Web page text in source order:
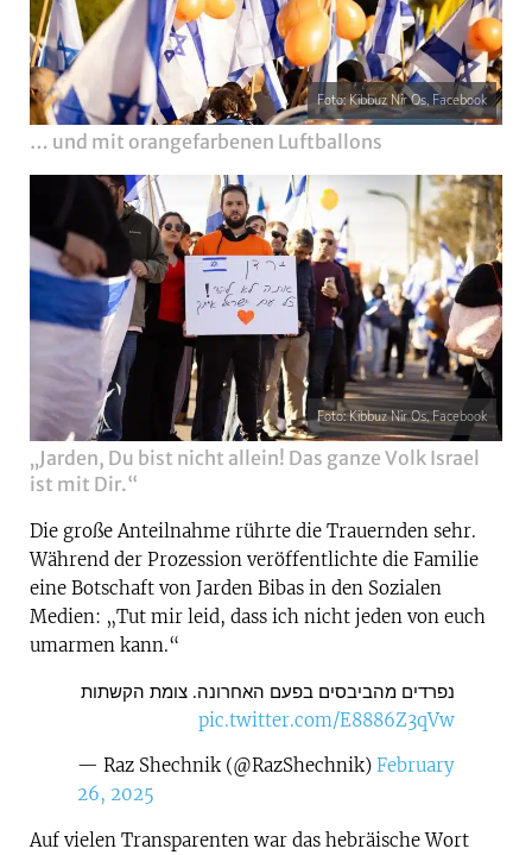
Foto: Kibbuz Nir Os, Facebook
… und mit orangefarbenen Luftballons
Foto: Kibbuz Nir Os, Facebook
„Jarden, Du bist nicht allein! Das ganze Volk Israel
ist mit Dir.“
Die große Anteilnahme rührte die Trauernden sehr.
Während der Prozession veröffentlichte die Familie
eine Botschaft von Jarden Bibas in den Sozialen
Medien: „Tut mir leid, dass ich nicht jeden von euch
umarmen kann.“
נפרדים מהביבסים בפעם האחרונה. צומת הקשתות
pic.twitter.com/E8886Z3qVw
— Raz Shechnik (@RazShechnik) February
26, 2025
Auf vielen Transparenten war das hebräische Wort